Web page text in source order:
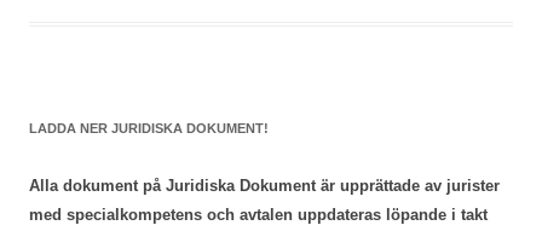
LADDA NER JURIDISKA DOKUMENT!
Alla dokument på Juridiska Dokument är upprättade av jurister
med specialkompetens och avtalen uppdateras löpande i takt